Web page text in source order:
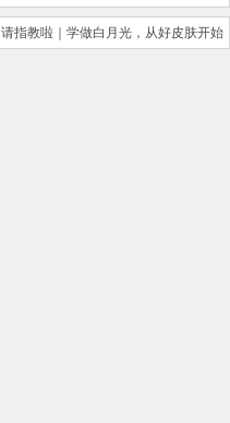
请指教啦｜学做白月光，从好皮肤开始